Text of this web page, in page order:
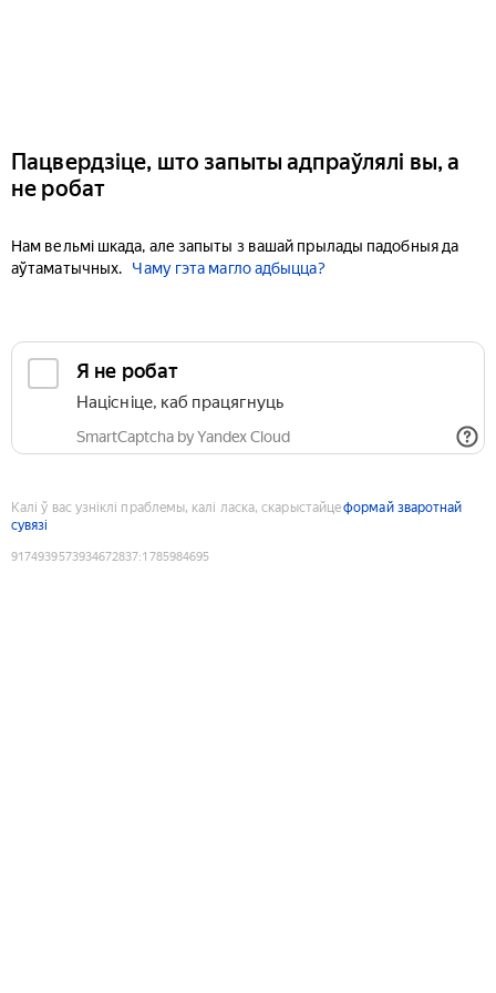
Пацвердзіце, што запыты адпраўлялі вы, а
не робат
Нам вельмі шкада, але запыты з вашай прылады падобныя да
аўтаматычных.
Чаму гэта магло адбыцца?
Я не робат
Націсніце, каб працягнуць
SmartCaptcha by Yandex Cloud
Калі ў вас узніклі праблемы, калі ласка, скарыстайцеформай зваротнай
сувязі
9174939573934672837:1785984695